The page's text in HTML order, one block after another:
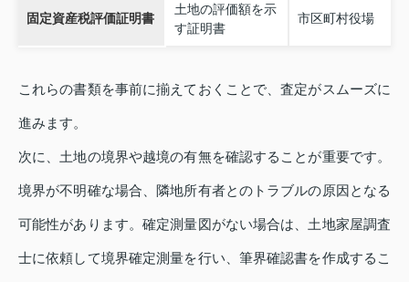
固定資産税評価証明書
土地の評価額を示
す証明書
市区町村役場
これらの書類を事前に揃えておくことで、査定がスムーズに
進みます。
次に、土地の境界や越境の有無を確認することが重要です。
境界が不明確な場合、隣地所有者とのトラブルの原因となる
可能性があります。確定測量図がない場合は、土地家屋調査
士に依頼して境界確定測量を行い、筆界確認書を作成するこ